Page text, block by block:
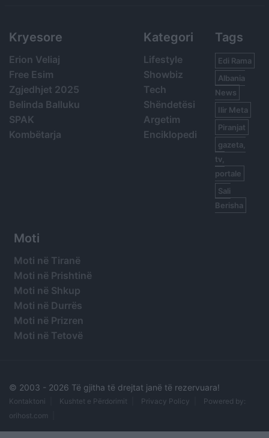
Kryesore
Erion Veliaj
Free Esim
Zgjedhjet 2025
Belinda Balluku
SPAK
Kombëtarja
Kategori
Lifestyle
Showbiz
Tech
Shëndetësi
Argetim
Enciklopedi
Tags
Edi Rama
Albania
News
Ilir Meta
Piranjat
gazeta,
tv,
portale
Sali
Berisha
Moti
Moti në Tiranë
Moti në Prishtinë
Moti në Shkup
Moti në Durrës
Moti në Prizren
Moti në Tetovë
© 2003 - 2026 Të gjitha të drejtat janë të rezervuara!
Kontaktoni Kushtet e Përdorimit Privacy Policy
Powered by:
orihost.com